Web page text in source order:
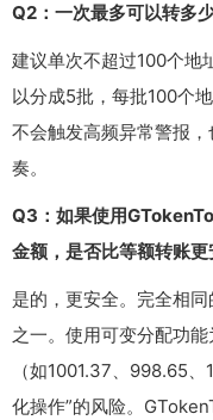
Q2：一次最多可以转多
建议单次不超过100个地
以分成5批，每批100个
不会触发高频异常警报
奏。
Q3：如果使用
金额，是否比等额转账更
是的，更安全。完全相
之一。使用可变分配功
（如1001.37、998.65
化操作”的风险。